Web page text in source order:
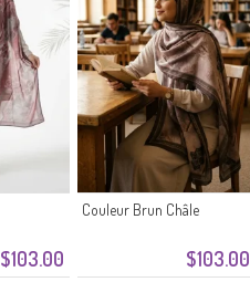
$103.00 $103.00
Couleur Brun Châle